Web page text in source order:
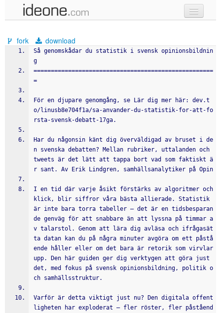
samples
recent codes
fork download
Så genomskådar du statistik i svensk opinionsbildnin
g
====================================================
=
För en djupare genomgång, se Lär dig mer här: dev.t
o/linusb8e704f1a/sa-anvander-du-statistik-for-att-fo
rsta-svensk-debatt-17ga.
Har du någonsin känt dig överväldigad av bruset i de
n svenska debatten? Mellan rubriker, uttalanden och
tweets är det lätt att tappa bort vad som faktiskt ä
r sant. Av Erik Lindgren, samhällsanalytiker på Opin
I en tid där varje åsikt förstärks av algoritmer och
klick, blir siffror våra bästa allierade. Statistik
är inte bara torra tabeller – det är en tidsbesparan
de genväg för att snabbare än att lyssna på timmar a
v talarstol. Genom att lära dig avläsa och ifrågasät
ta datan kan du på några minuter avgöra om ett påstå
ende håller eller om det bara är retorik som virvlar
upp. Den här guiden ger dig verktygen att göra just
det, med fokus på svensk opinionsbildning, politik o
ch samhällsstruktur.
Varför är detta viktigt just nu? Den digitala offent
ligheten har exploderat – fler röster, fler påståend